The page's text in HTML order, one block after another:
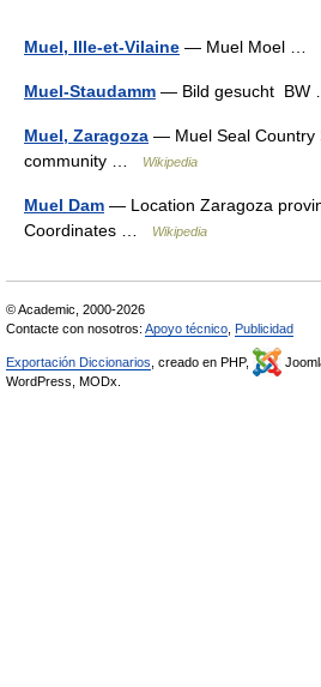
Muel, Ille-et-Vilaine — Muel Moel …
Muel-Staudamm — Bild gesucht
Muel, Zaragoza — Muel Seal Country
community …
Wikipedia
Muel Dam — Location Zaragoza
Coordinates …
Wikipedia
© Academic, 2000-2026
Contacte con nosotros: Apoyo técnico Publicidad
Exportación Diccionarios , creado en PHP,
WordPress, MODx.